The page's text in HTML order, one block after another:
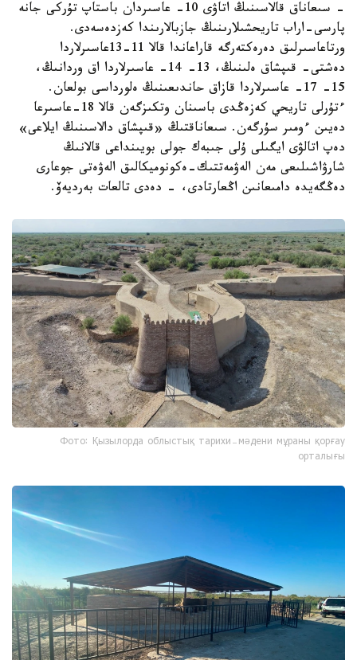
- سىعاناق قالاسىنىڭ اتاۋى 10- عاسىردان باستاپ تۇركى جانە
پارسى-اراب تاريحشىلارىنىڭ جازبالارىندا كەزدەسەدى.
ورتاعاسىرلىق دەرەكتەرگە قاراعاندا قالا 11-13عاسىرلاردا
دەشتى- قىپشاق ەلىنىڭ، 13- 14- عاسىرلاردا اق وردانىڭ،
15- 17- عاسىرلاردا قازاق حاندىعىنىڭ ەلورداسى بولعان.
ءتۇرلى تاريحي كەزەڭدى باسىنان وتكىزگەن قالا 18-عاسىرعا
دەيىن ءومىر سۇرگەن. سىعاناقتىڭ «قىپشاق دالاسىنىڭ ايلاعى»
دەپ اتالۋى ايگىلى ۇلى جىبەك جولى بويىنداعى قالانىڭ
شارۋاشىلىعى مەن الەۋمەتتىك-ەكونوميكالىق الەۋەتى جوعارى
دەڭگەيدە دامىعانىن اڭعارتادى، - دەدى تالعات بەرديەۆ.
Фото: Қызылорда облыстық тарихи-мәдени мұраны қорғау
орталығы